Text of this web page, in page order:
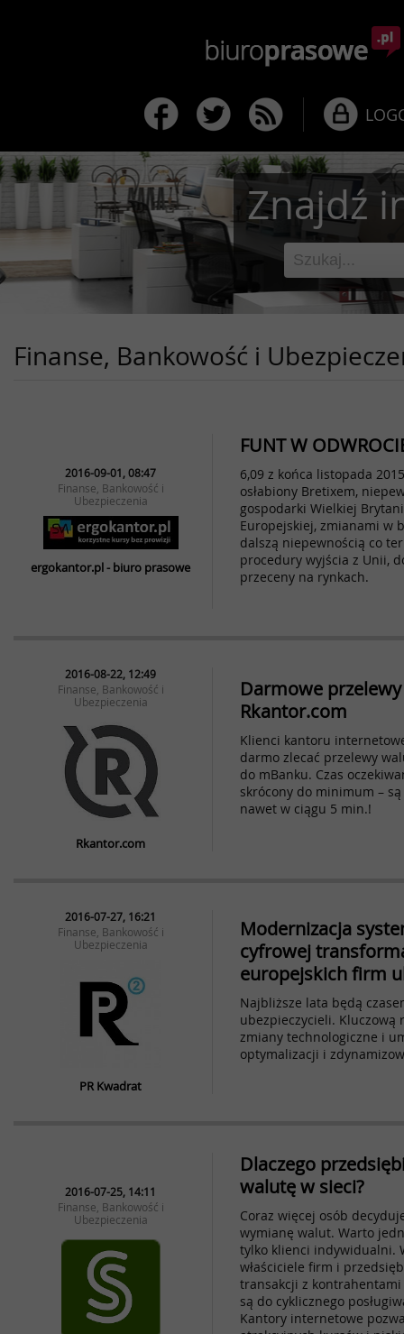
Znajdź
Finanse, Bankowość i
2016-09-01, 08:47
Finanse, Bankowość i
Ubezpieczenia
ergokantor.pl - biuro prasowe
FUNT W
6,09 z końca listopada
osłabiony Bretixem,
gospodarki Wielkiej
Europejskiej, zmianami w
dalszą niepewnością co
procedury wyjścia z Unii,
przeceny na rynkach.
2016-08-22, 12:49
Finanse, Bankowość i
Ubezpieczenia
Rkantor.com
Darmowe
Rkantor.com
Klienci kantoru
darmo zlecać przelewy
do mBanku. Czas
skrócony do minimum –
nawet w ciągu 5 min.!
2016-07-27, 16:21
Finanse, Bankowość i
Ubezpieczenia
PR Kwadrat
Modernizacja
cyfrowej
europejskich firm
Najbliższe lata będą
ubezpieczycieli. Kluczową
zmiany technologiczne i
optymalizacji i
2016-07-25, 14:11
Finanse, Bankowość i
Ubezpieczenia
Dlaczego
walutę w sieci?
Coraz więcej osób
wymianę walut. Warto
tylko klienci indywidualni.
właściciele firm i
transakcji z
są do cyklicznego
Kantory internetowe